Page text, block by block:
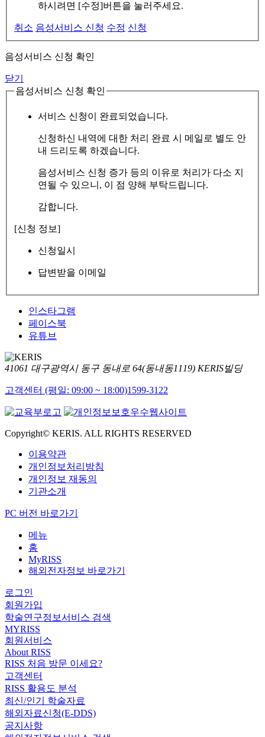
하시려면 [수정]버튼을 눌러주세요.
취소 음성서비스 신청 수정 신청
음성서비스 신청 확인
닫기
음성서비스 신청 확인
서비스 신청이 완료되었습니다.
신청하신 내역에 대한 처리 완료 시 메일로 별도 안
내 드리도록 하겠습니다.
음성서비스 신청 증가 등의 이유로 처리가 다소 지
연될 수 있으니, 이 점 양해 부탁드립니다.
감합니다.
[신청 정보]
신청일시
답변받을 이메일
인스타그램
페이스북
유튜브
41061 대구광역시 동구 동내로 64(동내동1119) KERIS빌딩
고객센터 (평일: 09:00 ~ 18:00)1599-3122
Copyright© KERIS. ALL RIGHTS RESERVED
이용약관
개인정보처리방침
개인정보 재동의
기관소개
PC 버전 바로가기
메뉴
홈
MyRISS
해외전자정보 바로가기
로그인
회원가입
학술연구정보서비스 검색
MYRISS
회원서비스
About RISS
RISS 처음 방문 이세요?
고객센터
RISS 활용도 분석
최신/인기 학술자료
해외자료신청(E-DDS)
공지사항